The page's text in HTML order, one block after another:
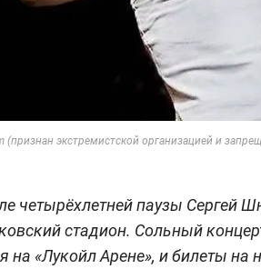
экстремистской организацией и
четырёхлетней паузы Сергей
стадион. Сольный
на «Лукойл Арене», и билеты на